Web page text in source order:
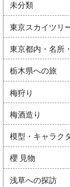
未分類
東京スカイツリ
東京都内・名所
栃木県への旅
梅狩り
梅酒造り
模型・キャラク
櫻 見物
浅草への探訪